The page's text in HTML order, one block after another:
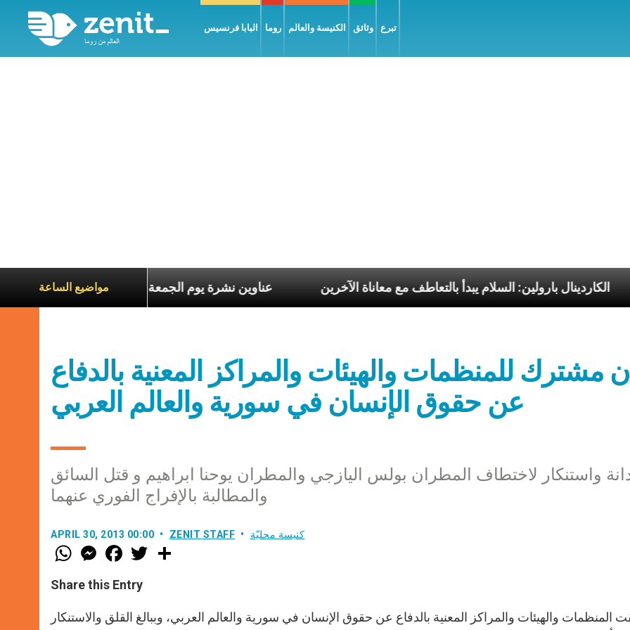
البابا فرنسيس روما الكنيسة والعالم وثائق تبرع
مواضيع الساعةعناوين نشرة يوم الجمعة 7 آب 2026: السلام يُبنى بصبر يومًا بعد يوم الكاردينال بارولين: السلام يبدأ بالتعاطف مع معاناة الآخرين
مشترك للمنظمات والهيئات والمراكز المعنية بالدفاع
عن حقوق الإنسان في سورية والعالم العربي
واستنكار لاختطاف المطران بولس اليازجي والمطران يوحنا ابراهيم و قتل السائق
والمطالبة بالإفراج الفوري عنهما
APRIL 30, 2013 00:00 ZENIT STAFF كنيسة محليّة
W
h
t
s
p
p
M
e
s
e
g
e
F
a
e
b
o
k
w
r
Share this Entry
المنظمات والهيئات والمراكز المعنية بالدفاع عن حقوق الإنسان في سورية والعالم العربي، وببالغ القلق والاستنكار